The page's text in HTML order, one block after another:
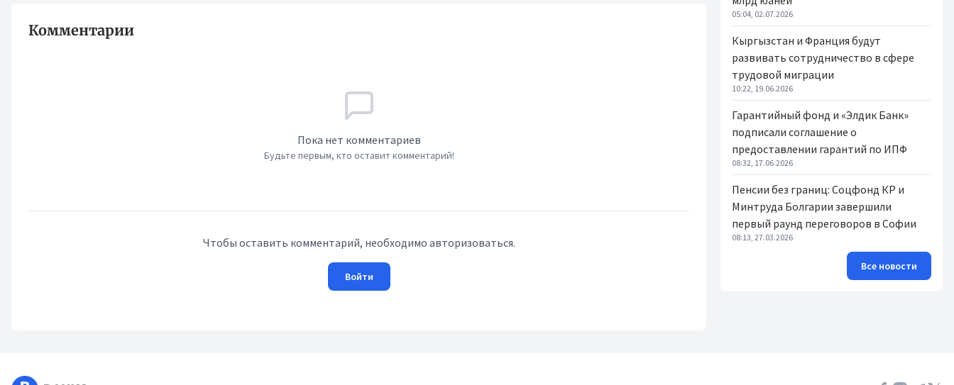
Комментарии
Пока нет комментариев
Будьте первым, кто оставит комментарий!
Чтобы оставить комментарий, необходимо авторизоваться.
Войти
05:04, 02.07.2026
Кыргызстан и Франция будут
развивать сотрудничество в сфере
трудовой миграции
10:22, 19.06.2026
Гарантийный фонд и «Элдик Банк»
подписали соглашение о
предоставлении гарантий по ИПФ
08:32, 17.06.2026
Пенсии без границ: Соцфонд КР и
Минтруда Болгарии завершили
первый раунд переговоров в Софии
08:13, 27.03.2026
Все новости